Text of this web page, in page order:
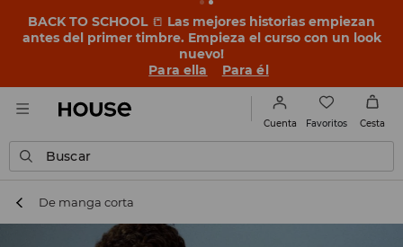
BACK TO SCHOOL 📒 Las mejores historias empiezan
antes del primer timbre. Empieza el curso con un look
nuevo!
Para ella
Para él
Cuenta Favoritos Cesta
Buscar
De manga corta